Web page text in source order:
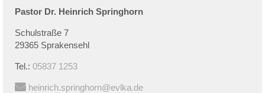
Pastor Dr. Heinrich Springhorn
Schulstraße 7
29365 Sprakensehl
Tel.: 05837 1253
heinrich.springhorn@evlka.de